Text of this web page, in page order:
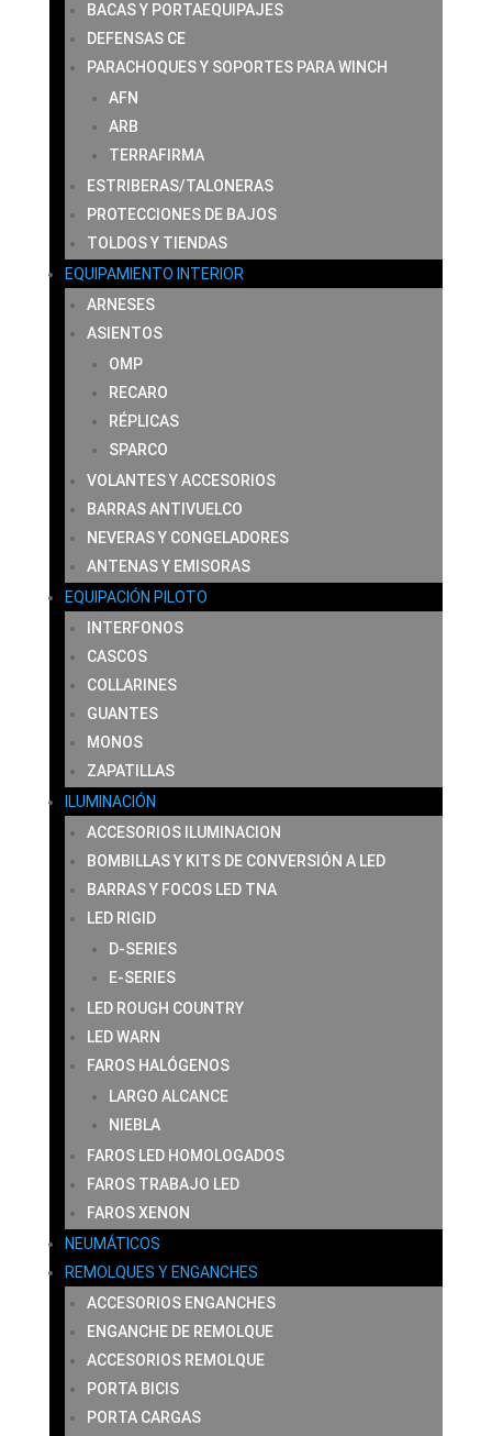
BACAS Y PORTAEQUIPAJES
DEFENSAS CE
PARACHOQUES Y SOPORTES PARA WINCH
AFN
ARB
TERRAFIRMA
ESTRIBERAS/TALONERAS
PROTECCIONES DE BAJOS
TOLDOS Y TIENDAS
EQUIPAMIENTO INTERIOR
ARNESES
ASIENTOS
OMP
RECARO
RÉPLICAS
SPARCO
VOLANTES Y ACCESORIOS
BARRAS ANTIVUELCO
NEVERAS Y CONGELADORES
ANTENAS Y EMISORAS
EQUIPACIÓN PILOTO
INTERFONOS
CASCOS
COLLARINES
GUANTES
MONOS
ZAPATILLAS
ILUMINACIÓN
ACCESORIOS ILUMINACION
BOMBILLAS Y KITS DE CONVERSIÓN A LED
BARRAS Y FOCOS LED TNA
LED RIGID
D-SERIES
E-SERIES
LED ROUGH COUNTRY
LED WARN
FAROS HALÓGENOS
LARGO ALCANCE
NIEBLA
FAROS LED HOMOLOGADOS
FAROS TRABAJO LED
FAROS XENON
NEUMÁTICOS
REMOLQUES Y ENGANCHES
ACCESORIOS ENGANCHES
ENGANCHE DE REMOLQUE
ACCESORIOS REMOLQUE
PORTA BICIS
PORTA CARGAS